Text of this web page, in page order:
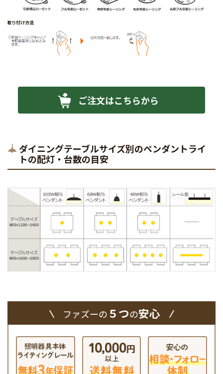
ご注文はこちらから
ダイニングテーブルサイズ別のペンダントライ
トの配灯・台数の目安
ファズーの５つの安心